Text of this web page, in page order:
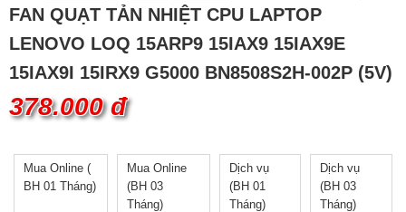
FAN QUẠT TẢN NHIỆT CPU LAPTOP
LENOVO LOQ 15ARP9 15IAX9 15IAX9E
15IAX9I 15IRX9 G5000 BN8508S2H-002P (5V)
378.000 đ
Mua Online (
BH 01 Tháng)
Mua Online
(BH 03
Tháng)
Dịch vụ
(BH 01
Tháng)
Dịch vụ
(BH 03
Tháng)